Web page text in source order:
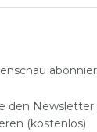
den Newsletter
(kostenlos)